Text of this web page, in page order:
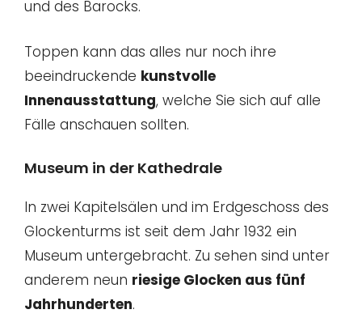
und des Barocks.
Toppen kann das alles nur noch ihre
beeindruckende kunstvolle
Innenausstattung, welche Sie sich auf alle
Fälle anschauen sollten.
Museum in der Kathedrale
In zwei Kapitelsälen und im Erdgeschoss des
Glockenturms ist seit dem Jahr 1932 ein
Museum untergebracht. Zu sehen sind unter
anderem neun riesige Glocken aus fünf
Jahrhunderten.